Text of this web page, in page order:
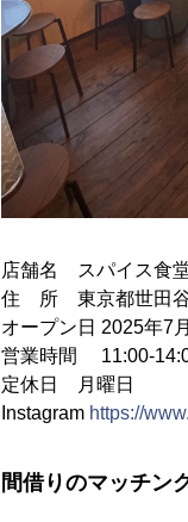
店舗名 スパイス
住 所 東京都世田
オープン日 2025年7
営業時間 11:00-
定休日 月曜日
Instagram https://
間借りのマッチン